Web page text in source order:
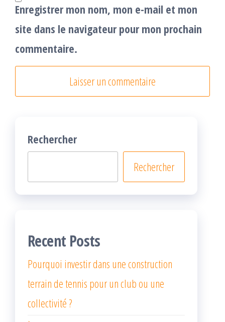
Enregistrer mon nom, mon e-mail et mon
site dans le navigateur pour mon prochain
commentaire.
Rechercher
Rechercher
Recent Posts
Pourquoi investir dans une construction
terrain de tennis pour un club ou une
collectivité ?